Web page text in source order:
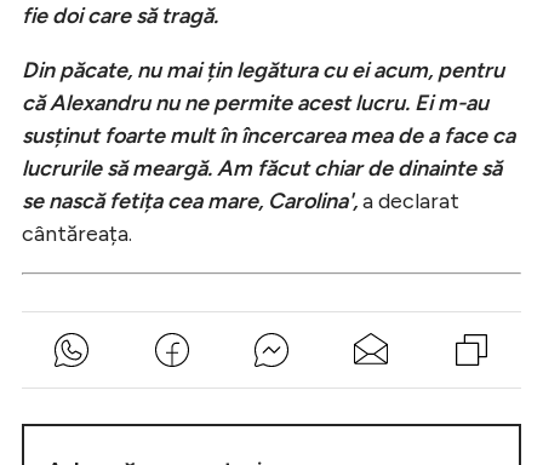
fie doi care să tragă.
Din păcate, nu mai țin legătura cu ei acum, pentru
că Alexandru nu ne permite acest lucru. Ei m-au
susținut foarte mult în încercarea mea de a face ca
lucrurile să meargă. Am făcut chiar de dinainte să
se nască fetița cea mare, Carolina',a declarat
cântăreața.